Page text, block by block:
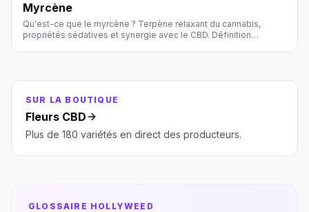
Myrcène
Qu'est-ce que le myrcène ? Terpène relaxant du cannabis,
propriétés sédatives et synergie avec le CBD. Définition
SUR LA BOUTIQUE
Fleurs CBD
Plus de 180 variétés en direct des producteurs.
GLOSSAIRE HOLLYWEED